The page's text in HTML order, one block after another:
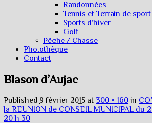
Randonnées
Tennis et Terrain de sport
Sports d’hiver
Golf
Pêche / Chasse
Photothèque
Contact
Blason d’Aujac
Published 9 février 2015 at 300 × 160in
la REUNION de CONSEIL MUNICIPAL du
20 h 30